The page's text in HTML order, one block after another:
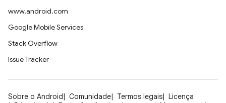
www.android.com
Google Mobile Services
Stack Overflow
Issue Tracker
Sobre o Android Comunidade Termos legais
Licença